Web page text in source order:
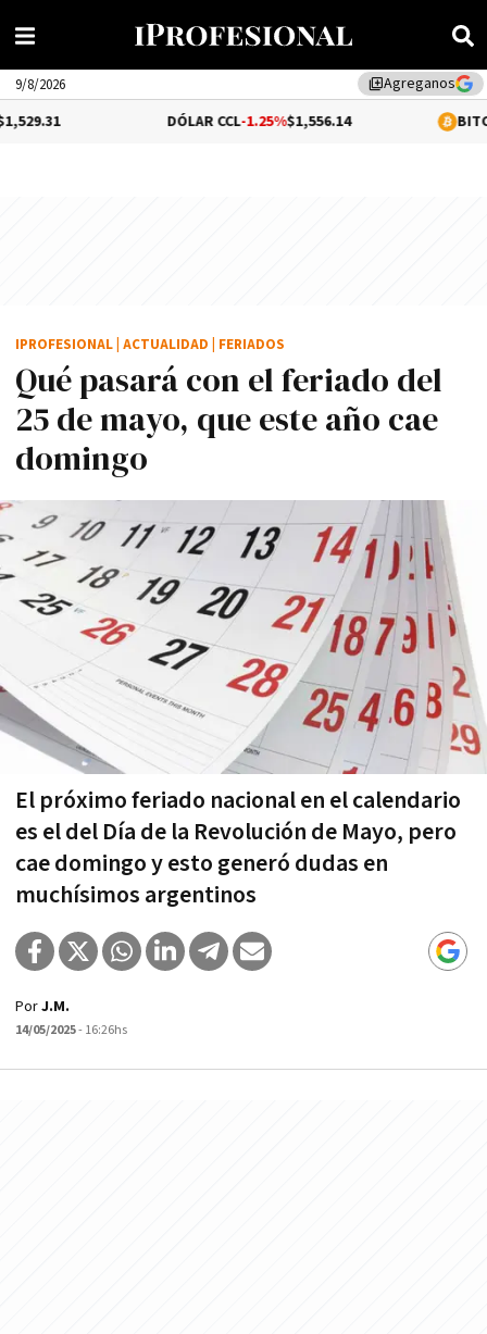
library_addAgreganos
9/8/2026
-1.25%$1,556.14
Qué pasará con el feriado del
25 de mayo, que este año cae
domingo
El próximo feriado nacional en el calendario
es el del Día de la Revolución de Mayo, pero
cae domingo y esto generó dudas en
muchísimos argentinos
IPROFESIONAL ACTUALIDAD FERIADOS
PorJ.M.
14/05/2025- 16:26hs